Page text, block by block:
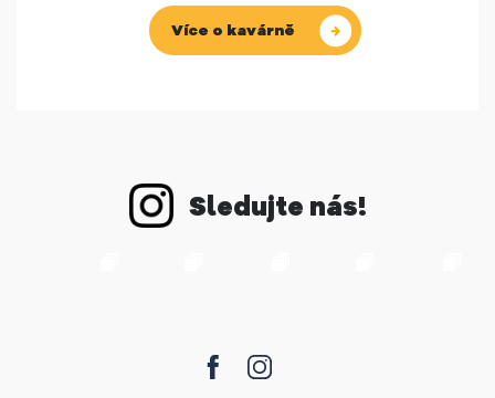
Více o kavárně
Sledujte nás!